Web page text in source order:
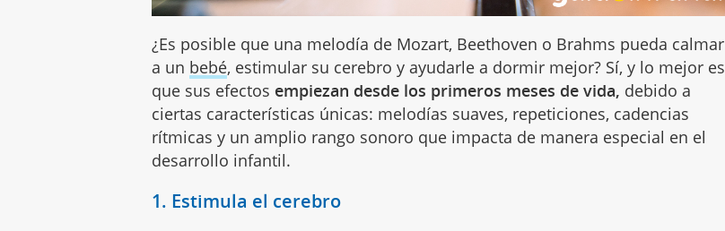
¿Es posible que una melodía de Mozart, Beethoven o Brahms pueda calmar
a un bebé, estimular su cerebro y ayudarle a dormir mejor? Sí, y lo mejor es
que sus efectos empiezan desde los primeros meses de vida, debido a
ciertas características únicas: melodías suaves, repeticiones, cadencias
rítmicas y un amplio rango sonoro que impacta de manera especial en el
desarrollo infantil.
1. Estimula el cerebro